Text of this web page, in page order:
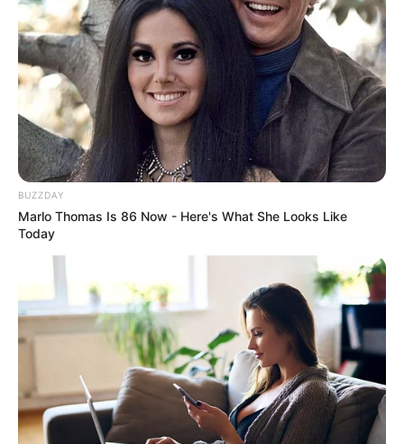
BUZZDAY
Marlo Thomas Is 86 Now - Here's What She Looks Like
Today